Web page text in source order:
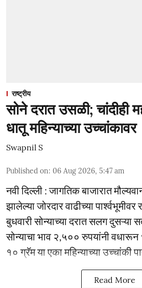
राष्ट्रीय
सोने दरात उसळी; चांदीही
धातू महिन्याच्या उच्चांकावर
Swapnil S
Published on: 06 Aug 2026, 5:47 am
नवी दिल्ली : जागतिक बाजारात
झालेल्या जोरदार वाढीच्या पार्श्वभूमीवर
बुधवारी सोन्याच्या दरात सलग दुसऱ्या
सोन्याचा भाव २,५०० रुपयांनी
१० ग्रॅम या एका महिन्याच्या उच्चांकी
Read More